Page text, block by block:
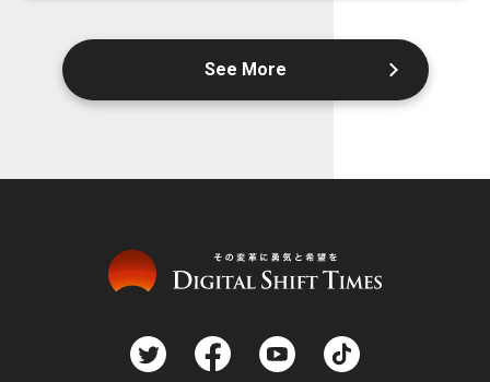
See More